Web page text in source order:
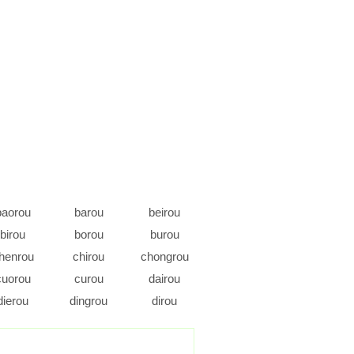
barou
beirou
birou borou
burou
chirou
chongrou
curou
dairou
dingrou
dirou